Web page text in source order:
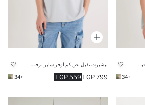
+34
559 EGP 799 EGP
+34